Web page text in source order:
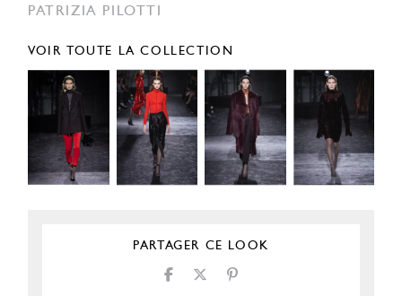
PATRIZIA PILOTTI
VOIR TOUTE LA COLLECTION
PARTAGER CE LOOK